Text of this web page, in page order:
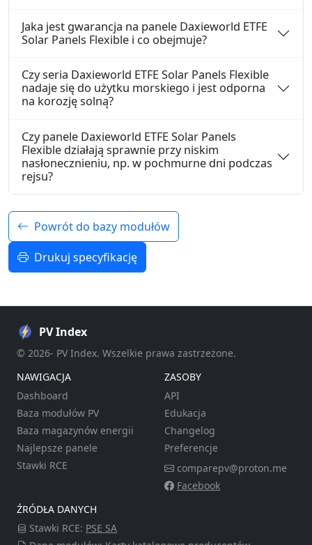
Jaka jest gwarancja na panele Daxieworld ETFE
Solar Panels Flexible i co obejmuje?
Czy seria Daxieworld ETFE Solar Panels Flexible
nadaje się do użytku morskiego i jest odporna
na korozję solną?
Czy panele Daxieworld ETFE Solar Panels
Flexible działają sprawnie przy niskim
nasłonecznieniu, np. w pochmurne dni podczas
rejsu?
Powrót do bazy modułów
Drukuj specyfikację
PV Index
© 2026- PV Index. Wszelkie prawa zastrzeżone.
NAWIGACJA
Dashboard
Baza modułów PV
Baza magazynów energii
Najlepsze panele
Stawki RCE
ZASOBY
API
Edukacja
Changelog
Preferencje
comparepv@proton.me
Facebook
ŹRÓDŁA DANYCH
Stawki RCE: PSE SA